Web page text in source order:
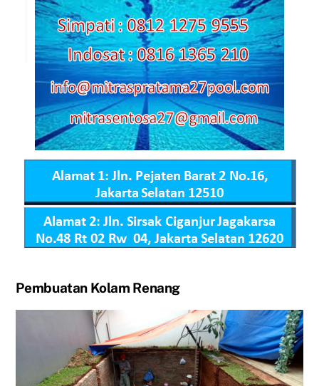
Pembuatan Kolam Renang